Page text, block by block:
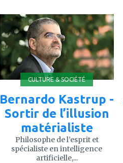
mes
favoris
CULTURE & SOCIÉTÉ
Bernardo Kastrup -
Sortir de l’illusion
matérialiste
Philosophe de l’esprit et
spécialiste en intelligence
artificielle,...